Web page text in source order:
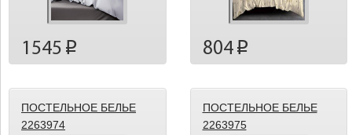
1545 p 804p
ПОСТЕЛЬНОЕ БЕЛЬЕ
2263974
ПОСТЕЛЬНОЕ БЕЛЬЕ
2263975